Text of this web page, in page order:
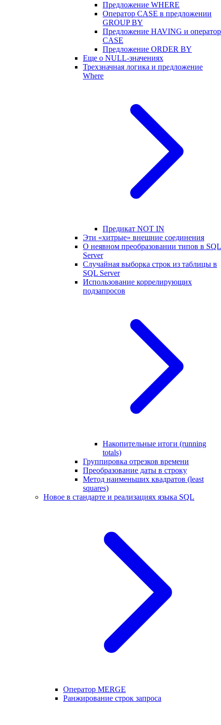
Предложение WHERE
Оператор CASE в предложении
GROUP BY
Предложение HAVING и оператор
CASE
Предложение ORDER BY
Еще о NULL-значениях
Трехзначная логика и предложение
Where
Предикат NOT IN
Эти «хитрые» внешние соединения
О неявном преобразовании типов в SQL
Server
Случайная выборка строк из таблицы в
SQL Server
Использование коррелирующих
подзапросов
Накопительные итоги (running
totals)
Группировка отрезков времени
Преобразование даты в строку
Метод наименьших квадратов (least
squares)
Новое в стандарте и реализациях языка SQL
Оператор MERGE
Ранжирование строк запроса